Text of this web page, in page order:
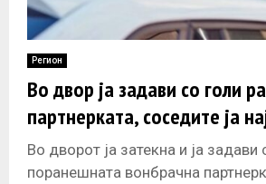
M
E
N
U
Регион
Во двор ја задави со голи
партнерката, соседите ја
Во дворот ја затекна и ја задави
поранешната вонбрачна